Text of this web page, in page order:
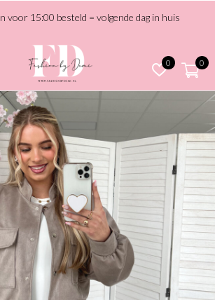
0 0
voor 15:00 besteld = volgende dag in huis